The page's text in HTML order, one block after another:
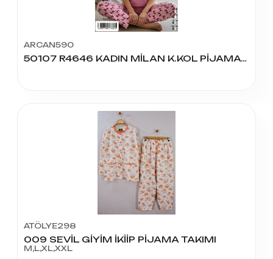
ARCAN590
50107 R4646 KADIN MİLAN K.KOL PİJAMA TAKIM
ATÖLYE298
009 SEVİL GİYİM İKİİP PİJAMA TAKIMI
M,L,XL,XXL